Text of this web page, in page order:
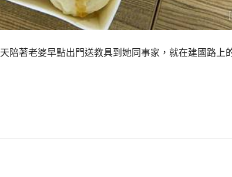
陪著老婆早點出門送教具到她同事家，就在建國路上